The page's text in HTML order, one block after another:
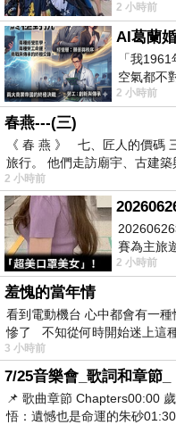
磨............
2 小時前
「我
空氣都不
試試看……
2 小時前
春燕---(三)
《 春 燕 》 七、匠人的價碼
旅行。 他們走訪廟宇、古建
2 小時前
賽為主旅
支............
2 小時前
羞愧的當年情
看到電動機台 心中都會有一
慘了 不知從何時開始迷上這
3 小時前
7/25音樂會_歌詞和章節_
📌 歌曲章節 Chapters00:00​
悟：遺憾也是命運的朱砂